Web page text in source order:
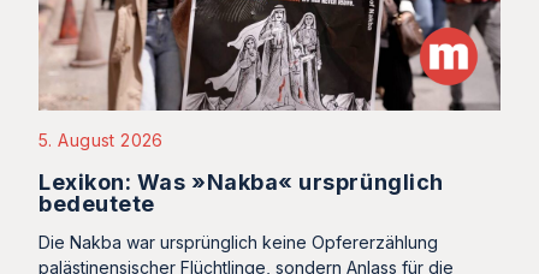
5. August 2026
Lexikon: Was »Nakba« ursprünglich
bedeutete
Die Nakba war ursprünglich keine Opfererzählung
palästinensischer Flüchtlinge, sondern Anlass für die